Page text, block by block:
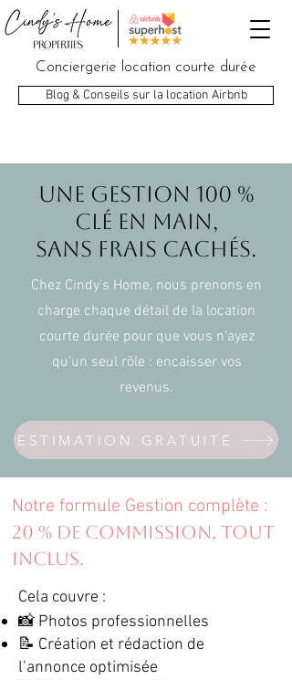
Conciergerie location courte durée
Blog & Conseils sur la location Airbnb
Une gestion 100 %
clé en main,
sans frais cachés.
Chez Cindy’s Home, nous prenons en
charge chaque détail de la location
courte durée pour que vous n’ayez
qu’un seul rôle : encaisser vos
revenus.
ESTIMATION GRATUITE
Notre formule Gestion complète :
20 % DE COMMISSION, TOUT
INCLUS.
Cela couvre :
📸 Photos professionnelles
📝 Création et rédaction de
l’annonce optimisée